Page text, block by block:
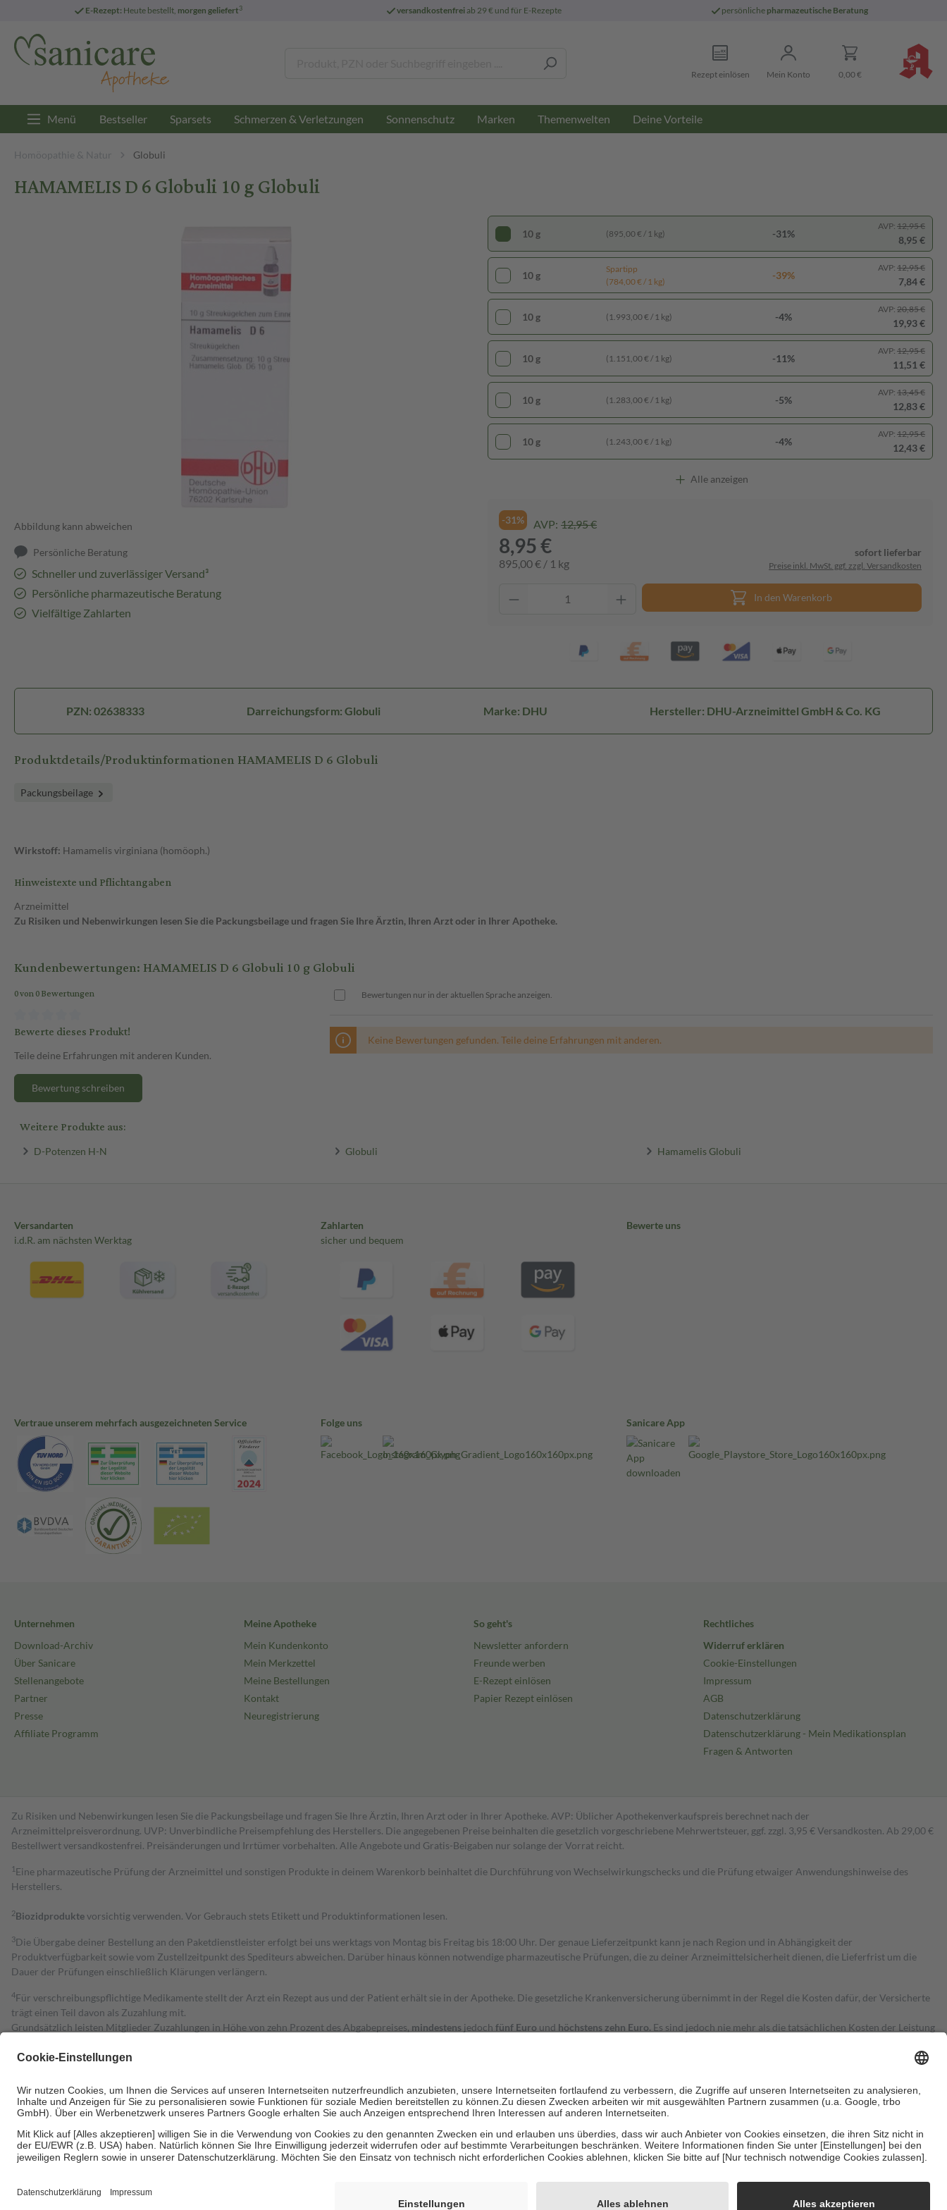
E-Rezept: Heute bestellt, morgen geliefert3 versandkostenfreiab 29 € und für E-Rezepte persönliche pharmazeutische Beratung
Rezept einlösen Mein Konto 0,00 €
Menü Bestseller Sparsets Schmerzen & Verletzungen Sonnenschutz Marken Themenwelten Deine Vorteile
Homöopathie & Natur Globuli
HAMAMELIS D 6 Globuli 10 g Globuli
Abbildung kann abweichen
Persönliche Beratung
Schneller und zuverlässiger Versand³
Persönliche pharmazeutische Beratung
Vielfältige Zahlarten
10 g
Spartipp
(784,00 € / 1 kg)
-39%
AVP: 12,95 €
7,84 €
10 g (1.993,00 € / 1 kg) -4%
AVP: 20,85 €
19,93 €
10 g (1.151,00 € / 1 kg) -11%
AVP: 12,95 €
11,51 €
10 g (1.283,00 € / 1 kg) -5%
AVP: 13,45 €
12,83 €
10 g (1.243,00 € / 1 kg) -4%
AVP: 12,95 €
12,43 €
10 g (895,00 € / 1 kg) -31%
AVP: 12,95 €
8,95 €
Alle anzeigen
-31% AVP: 12,95 €
8,95 €
895,00 € / 1 kg
sofort lieferbar
Preise inkl. MwSt. ggf. zzgl. Versandkosten
In den Warenkorb
PZN: 02638333 Darreichungsform: Globuli Marke: DHU Hersteller: DHU-Arzneimittel GmbH & Co. KG
Produktdetails/Produktinformationen HAMAMELIS D 6 Globuli
Packungsbeilage
Wirkstoff: Hamamelis virginiana (homöoph.)
Hinweistexte und Pflichtangaben
Arzneimittel
Zu Risiken und Nebenwirkungen lesen Sie die Packungsbeilage und fragen Sie Ihre Ärztin, Ihren Arzt oder in Ihrer Apotheke.
Kundenbewertungen: HAMAMELIS D 6 Globuli 10 g Globuli
0 von 0 Bewertungen
Bewerte dieses Produkt!
Teile deine Erfahrungen mit anderen Kunden.
Bewertung schreiben
Bewertungen nur in der aktuellen Sprache anzeigen.
Keine Bewertungen gefunden. Teile deine Erfahrungen mit anderen.
Weitere Produkte aus:
D-Potenzen H-N Globuli Hamamelis Globuli
Versandarten
i.d.R. am nächsten Werktag
Zahlarten
sicher und bequem
Bewerte uns
Vertraue unserem mehrfach ausgezeichneten Service Folge uns Sanicare App
Unternehmen
Download-Archiv
Über Sanicare
Stellenangebote
Partner
Presse
Affiliate Programm
Meine Apotheke
Mein Kundenkonto
Mein Merkzettel
Meine Bestellungen
Kontakt
Neuregistrierung
So geht's
Newsletter anfordern
Freunde werben
E-Rezept einlösen
Papier Rezept einlösen
Rechtliches
Widerruf erklären
Cookie-Einstellungen
Impressum
AGB
Datenschutzerklärung
Datenschutzerklärung - Mein Medikationsplan
Fragen & Antworten
Zu Risiken und Nebenwirkungen lesen Sie die Packungsbeilage und fragen Sie Ihre Ärztin, Ihren Arzt oder in Ihrer Apotheke. AVP: Üblicher Apothekenverkaufspreis berechnet nach der
Arzneimittelpreisverordnung. UVP: Unverbindliche Preisempfehlung des Herstellers. Die angegebenen Preise beinhalten die gesetzlich vorgeschriebene Mehrwertsteuer, ggf. zzgl. 3,95 € Versandkosten. Ab 29,00 €
Bestell­wert versand­kosten­frei. Preisänderungen und Irrtümer vorbehalten. Alle Angebote und Gratis-Beigaben nur solange der Vorrat reicht.
1 Eine pharmazeutische Prüfung der Arzneimittel und sonstigen Produkte in deinem Warenkorb beinhaltet die Durchführung von Wechselwirkungschecks und die Prüfung etwaiger Anwendungshinweise des
Herstellers.
2Biozidproduktevorsichtig verwenden. Vor Gebrauch stets Etikett und Produktinformationen lesen.
3Die Übergabe deiner Bestellung an den Paketdienstleister erfolgt bei uns werktags von Montag bis Freitag bis 18:00 Uhr. Der genaue Lieferzeitpunkt kann je nach Region und in Abhängigkeit der
Produktverfügbarkeit sowie vom Zustellzeitpunkt des Spediteurs abweichen. Darüber hinaus können notwendige pharmazeutische Prüfungen, die zu deiner Arzneimittelsicherheit dienen, die Lieferfrist um die
Dauer der Prüfungen einschließlich Klärungen verlängern.
4Für verschreibungspflichtige Medikamente stellt der Arzt ein Rezept aus und der Patient erhält sie in der Apotheke. Die gesetzliche Krankenversicherung übernimmt in der Regel die Kosten dafür, der Versicherte
trägt einen Teil davon als Zuzahlung mit.
Grundsätzlich leisten Mitglieder Zuzahlungen in Höhe von zehn Prozent des Abgabepreises, mindestens jedoch fünf Euro und höchstens zehn Euro. Es sind jedoch nie mehr als die tatsächlichen Kosten der Leistung
Diese Regeln gelten grundsätzlich auch für Online-Apotheken.
Um das Engagement der Versicherten für ihre eigene Gesundheit zu stärken und die besondere Stellung der Familie zu unterstützen, fallenkeine Zuzahlungen an bei:
• Kindern und Jugendlichen bis zum vollendeten 18. Lebensjahr mit Ausnahme der Fahrkosten
• Untersuchungen zur Vorsorge und Früherkennung, die von der GKV getragen werden
• empfohlenen Schutzimpfungen
• Harn- und Blutteststreifen
Informationen findest du hier: https://help.etrusted.com/hc/de/articles/4419944605341